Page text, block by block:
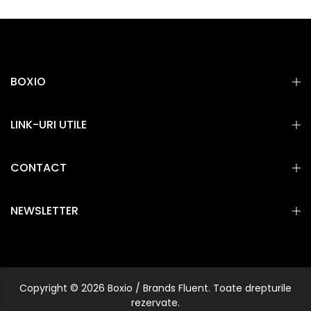
BOXIO
LINK-URI UTILE
CONTACT
NEWSLETTER
Copyright © 2026 Boxio / Brands Fluent. Toate drepturile
rezervate.